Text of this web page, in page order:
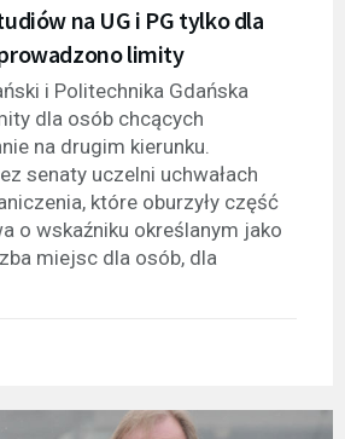
na UG i PG tylko dla
limity
i Politechnika Gdańska
dla osób chcących
na drugim kierunku.
senaty uczelni uchwałach
które oburzyły część
o wskaźniku określanym jako
miejsc dla osób, dla